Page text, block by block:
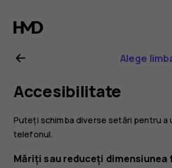
Ghid
de
utilizare
Nokia
8.1
Alege
Accesibilitate
Puteți schimba diverse setări pentru a
telefonul.
Măriți sau reduceți dimensiunea